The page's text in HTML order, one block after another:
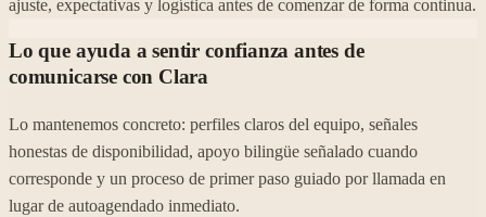
ajuste, expectativas y logística antes de comenzar de forma continua.
Lo que ayuda a sentir confianza antes de
comunicarse con Clara
Lo mantenemos concreto: perfiles claros del equipo, señales
honestas de disponibilidad, apoyo bilingüe señalado cuando
corresponde y un proceso de primer paso guiado por llamada en
lugar de autoagendado inmediato.